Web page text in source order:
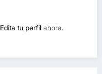
Edita tu perfil ahora.